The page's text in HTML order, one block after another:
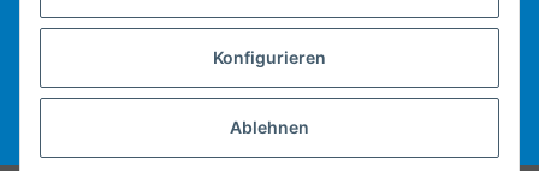
Konfigurieren
Ablehnen
Michael Heiler / Bonn
Vertrag widerrufen
* Alle Preise inkl. gesetzlicher USt., zzgl.Versand